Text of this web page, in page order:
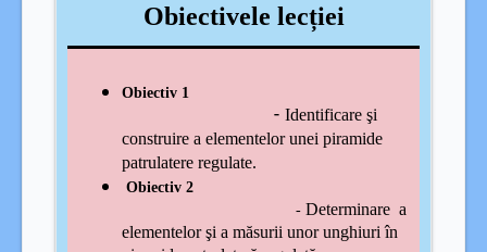
Obiectivele lecției
Obiectiv 1
- Identificare şi
construire a elementelor unei piramide
patrulatere regulate.
Obiectiv 2
- Determinare a
elementelor şi a măsurii unor unghiuri în